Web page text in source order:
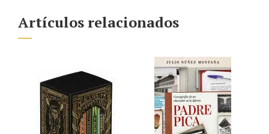
Artículos relacionados